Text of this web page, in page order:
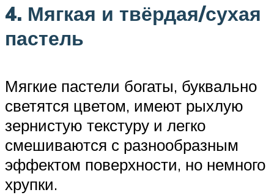
4. Мягкая и твёрдая/сухая
пастель
Мягкие пастели богаты, буквально
светятся цветом, имеют рыхлую
зернистую текстуру и легко
смешиваются с разнообразным
эффектом поверхности, но немного
хрупки.